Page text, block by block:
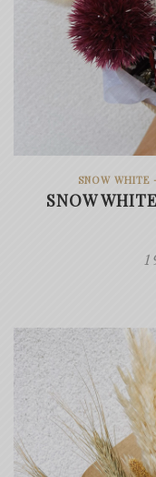
SNOW WHITE
SNOW